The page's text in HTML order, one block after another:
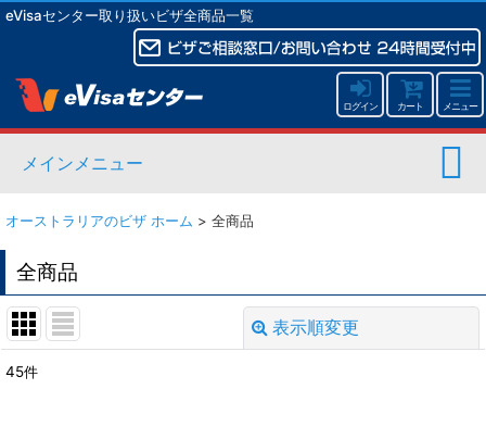
eVisaセンター取り扱いビザ全商品一覧
ログイン カート メニュー
メインメニュー
オーストラリアのビザ ホーム > 全商品
全商品
表示順変更
45件